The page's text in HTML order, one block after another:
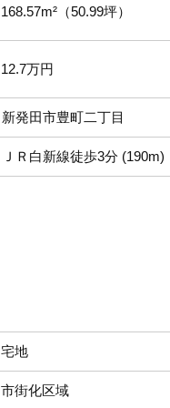
168.57m²（50.99坪）
12.7万円
新発田市豊町二丁目
ＪＲ白新線徒歩3分 (190m)
宅地
市街化区域